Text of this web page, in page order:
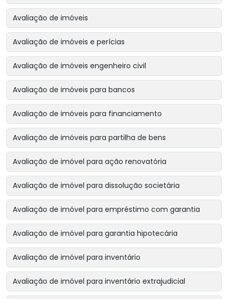
Avaliação de imóveis
Avaliação de imóveis e perícias
Avaliação de imóveis engenheiro civil
Avaliação de imóveis para bancos
Avaliação de imóveis para financiamento
Avaliação de imóveis para partilha de bens
Avaliação de imóvel para ação renovatória
Avaliação de imóvel para dissolução societária
Avaliação de imóvel para empréstimo com garantia
Avaliação de imóvel para garantia hipotecária
Avaliação de imóvel para inventário
Avaliação de imóvel para inventário extrajudicial